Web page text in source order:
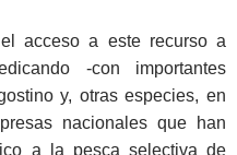
acceso a este recurso a
-con importantes
y, otras especies, en
nacionales que han
a la pesca selectiva de